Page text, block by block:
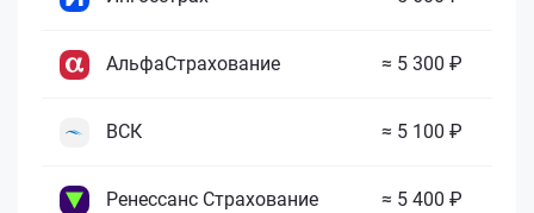
АльфаСтрахование ≈ 5 300 ₽
ВСК ≈ 5 100 ₽
Ренессанс Страхование ≈ 5 400 ₽